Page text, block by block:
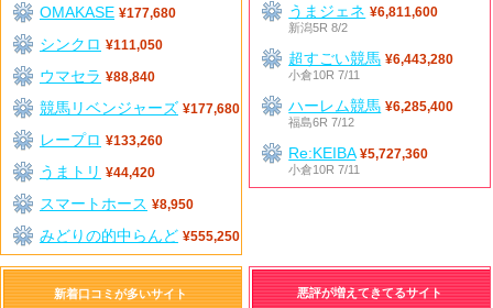
OMAKASE ¥177,680
シンクロ ¥111,050
ウマセラ ¥88,840
競馬リベンジャーズ ¥177,680
レープロ ¥133,260
うまトリ ¥44,420
スマートホース ¥8,950
みどりの的中らんど ¥555,250
うまジェネ ¥6,811,600
新潟5R 8/2
超すごい競馬 ¥6,443,280
小倉10R 7/11
ハーレム競馬 ¥6,285,400
福島6R 7/12
Re:KEIBA ¥5,727,360
小倉10R 7/11
新着口コミが多いサイト 悪評が増えてきてるサイト